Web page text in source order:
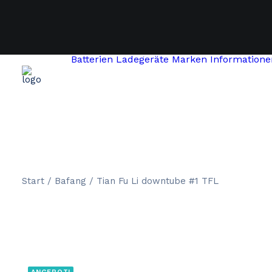
Batterien Ladegeräte Marken
Start Bafang Tian Fu Li downtube #1 TFL